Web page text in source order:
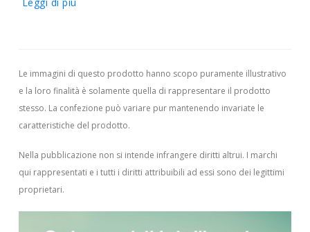
Le immagini di questo prodotto hanno scopo puramente illustrativo
e la loro finalità è solamente quella di rappresentare il prodotto
stesso. La confezione può variare pur mantenendo invariate le
caratteristiche del prodotto.
Nella pubblicazione non si intende infrangere diritti altrui. I marchi
qui rappresentati e i tutti i diritti attribuibili ad essi sono dei legittimi
proprietari.